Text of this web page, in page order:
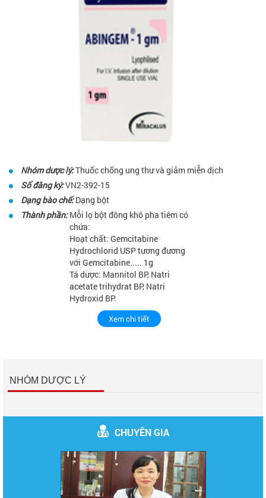
Nhóm dược lý:Thuốc chống ung thư và giảm miễn dịch
Số đăng ký:VN2-392-15
Dạng bào chế:Dạng bột
Thành phần: Mỗi lọ bột đông khô pha tiêm có
chứa:
Hoạt chất: Gemcitabine
Hydrochlorid USP tương đương
với Gemcitabine..... 1g
Tá dược: Mannitol BP, Natri
acetate trihydrat BP, Natri
Hydroxid BP.
Xem chi tiết
NHÓM DƯỢC LÝ
CHUYÊN GIA